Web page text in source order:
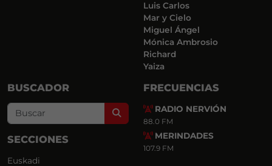
Luis Carlos
Mar y Cielo
Miguel Ángel
Mónica Ambrosio
Richard
Yaiza
BUSCADOR
Search
SECCIONES
Euskadi
FRECUENCIAS
RADIO NERVIÓN
88.0 FM
MERINDADES
107.9 FM